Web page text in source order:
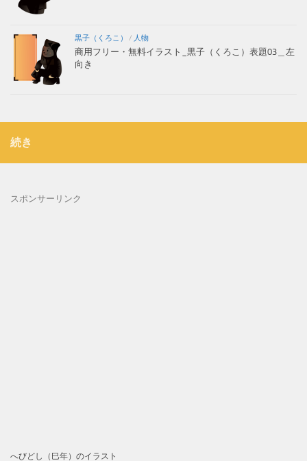
黒子（くろこ） / 人物
商用フリー・無料イラスト_黒子（くろこ）表題03＿左
向き
続き
スポンサーリンク
へびどし（巳年）のイラスト